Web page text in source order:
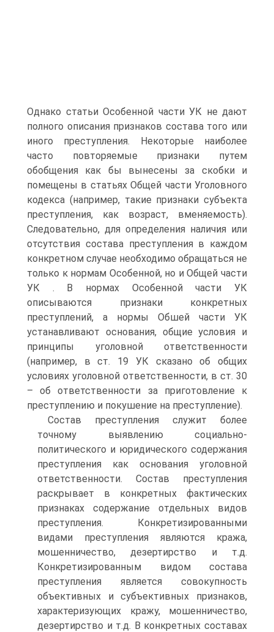
Однако статьи Особенной части УК не дают
полного описания признаков состава того или
иного преступления. Некоторые наиболее
часто повторяемые признаки путем
обобщения как бы вынесены за скобки и
помещены в статьях Общей части Уголовного
кодекса (например, такие признаки субъекта
преступления, как возраст, вменяемость).
Следовательно, для определения наличия или
отсутствия состава преступления в каждом
конкретном случае необходимо обращаться не
только к нормам Особенной, но и Общей части
УК . В нормах Особенной части УК
описываются признаки конкретных
преступлений, а нормы Обшей части УК
устанавливают основания, общие условия и
принципы уголовной ответственности
(например, в ст. 19 УК сказано об общих
условиях уголовной ответственности, в ст. 30
– об ответственности за приготовление к
преступлению и покушение на преступление).
Состав преступления служит более
точному выявлению социально-
политического и юридического содержания
преступления как основания уголовной
ответственности. Состав преступления
раскрывает в конкретных фактических
признаках содержание отдельных видов
преступления. Конкретизированными
видами преступления являются кража,
мошенничество, дезертирство и т.д.
Конкретизированным видом состава
преступления является совокупность
объективных и субъективных признаков,
характеризующих кражу, мошенничество,
дезертирство и т.д. В конкретных составах